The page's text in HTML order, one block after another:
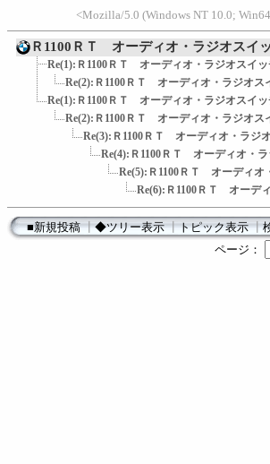
<Mozilla/5.0 (Windows NT 10.0;
Ｒ1100ＲＴ オーディオ・ラジオスイ
Re(1):Ｒ1100ＲＴ オーディオ・ラジオスイ
Re(2):Ｒ1100ＲＴ オーディオ・ラジオス
Re(1):Ｒ1100ＲＴ オーディオ・ラジオスイ
Re(2):Ｒ1100ＲＴ オーディオ・ラジオス
Re(3):Ｒ1100ＲＴ オーディオ・ラジ
Re(4):Ｒ1100ＲＴ オーディオ・
Re(5):Ｒ1100ＲＴ オーディオ
Re(6):Ｒ1100ＲＴ オーデ
■新規投稿┃◆ツリー表示┃トピック表示┃
ページ：